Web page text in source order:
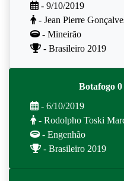
- 9/10/2019
- Jean Pierre
- Mineirão
- Brasileiro 2019
Botafogo
- 6/10/2019
- Rodolpho Toski
- Engenhão
- Brasileiro 2019